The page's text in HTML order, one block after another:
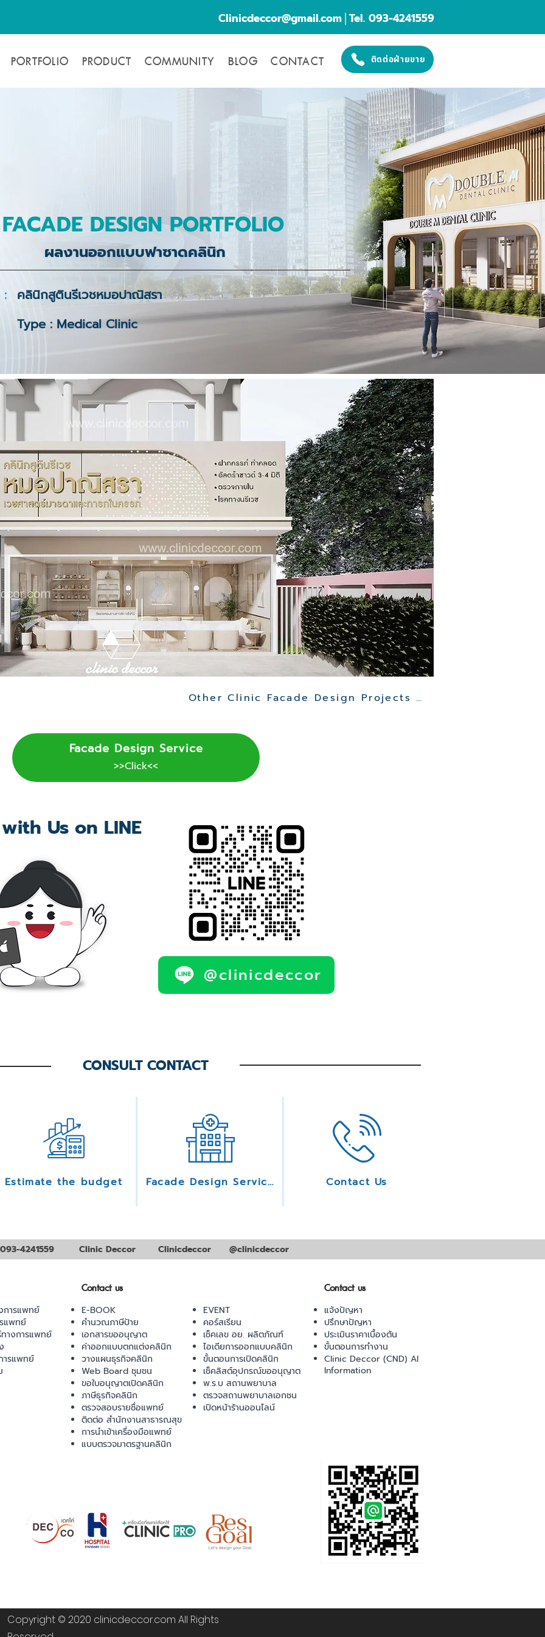
Clinicdeccor@gmail.com│Tel. 093-4241559
PORTFOLIO PRODUCT COMMUNITY BLOG CONTACT ติดต่อฝ่ายขาย
FACADE DESIGN PORTFOLIO
ผลงานออกแบบฟาซาดคลินิก
: คลินิกสูตินรีเวชหมอปาณิสรา
Type : Medical Clinic
Other Clinic Facade Design Projects >>
Facade Design Service
>>Click<<
@clinicdeccor
Us on LINE
CONSULT CONTACT
Estimate the budget Facade Design Service Contact Us
093-4241559 Clinic Deccor Clinicdeccor @clinicdeccor
ารแพทย์
แพทย์
ทางการแพทย์
ารแพทย์
Contact us
E-BOOK
คำนวณภาษีป้าย
เอกสารขออนุญาต
ค่าออกแบบตกแต่งคลินิก
วางแผนธุรกิจคลินิก
Web Board ชุมชน
ขอใบอนุญาตเปิดคลินิก
ภาษีธุรกิจคลินิก
ตรวจสอบรายชื่อแพทย์
ติดต่อ สำนักงานสาธารณสุข
การนำเข้าเครื่องมือแพทย์
แบบตรวจมาตรฐานคลินิก
Contact us
EVENT
คอร์สเรียน
เช็คเลข อย. ผลิตภัณฑ์
ไอเดียการออกแบบคลินิก
ขั้นตอนการเปิดคลินิก
เช็คลิสต์อุปกรณ์ขออนุญาต
พ.ร.บ สถานพยาบาล
ตรวจสถานพยาบาลเอกชน
เปิดหน้าร้านออนไลน์
แจ้งปัญหา
ปรึกษาปัญหา
ประเมินราคาเบื้องต้น
ขั้นตอนการทำงาน
Clinic Deccor (CND) AI
Information
Copyright © 2020 clinicdeccor.com All Rights